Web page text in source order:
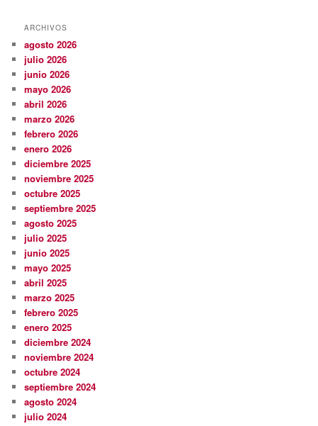
ARCHIVOS
agosto 2026
julio 2026
junio 2026
mayo 2026
abril 2026
marzo 2026
febrero 2026
enero 2026
diciembre 2025
noviembre 2025
octubre 2025
septiembre 2025
agosto 2025
julio 2025
junio 2025
mayo 2025
abril 2025
marzo 2025
febrero 2025
enero 2025
diciembre 2024
noviembre 2024
octubre 2024
septiembre 2024
agosto 2024
julio 2024